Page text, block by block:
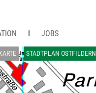
JOBS
STADTPLAN OSTFILDERN